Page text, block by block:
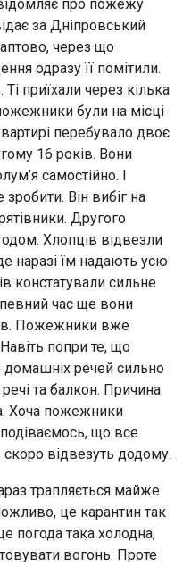
про пожежу
за Дніпровський
через що
одразу її помітили.
приїхали через кілька
були на місці
перебувало двоє
16 років. Вони
самостійно. І
Він вибіг на
Другого
Хлопців відвезли
наразі їм надають усю
констатували сильне
час ще вони
Пожежники вже
попри те, що
домашніх речей сильно
та балкон. Причина
Хоча пожежники
що все
відвезуть додому.
трапляється майже
це карантин так
погода така холодна,
вогонь. Проте